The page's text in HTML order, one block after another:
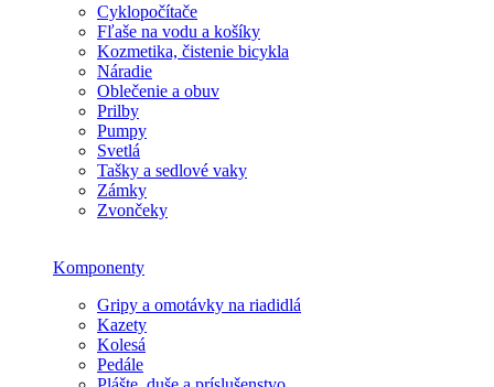
Cyklopočítače
Fľaše na vodu a košíky
Kozmetika, čistenie bicykla
Náradie
Oblečenie a obuv
Prilby
Pumpy
Svetlá
Tašky a sedlové vaky
Zámky
Zvončeky
Komponenty
Gripy a omotávky na riadidlá
Kazety
Kolesá
Pedále